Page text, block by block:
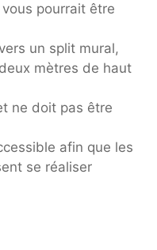
pourrait être
un split mural,
mètres de haut
ne doit pas être
afin que les
se réaliser